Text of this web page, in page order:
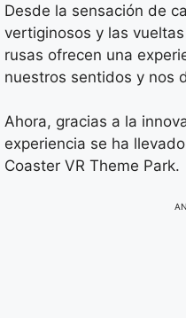
Desde la sensación de
vertiginosos y las
rusas ofrecen una
nuestros sentidos y nos
Ahora, gracias a la
experiencia se ha
Coaster VR Theme Park.